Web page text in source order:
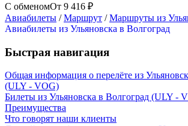
С обменомОт 9 416 ₽
Авиабилеты /Маршрут /Маршруты из
Авиабилеты из Ульяновска в Волгоград
Быстрая навигация
Общая информация о перелёте из
(ULY - VOG)
Билеты из Ульяновска в Волгоград (ULY -
Преимущества
Что говорят наши клиенты